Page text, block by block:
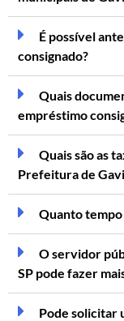
É possível
consignado?
Quais
empréstimo
Quais são as
Prefeitura de
Quanto
O servidor
SP pode fazer
Pode solicitar